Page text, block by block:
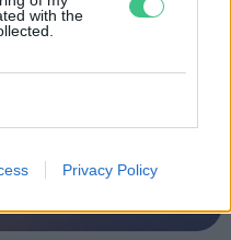
with the
Privacy Policy